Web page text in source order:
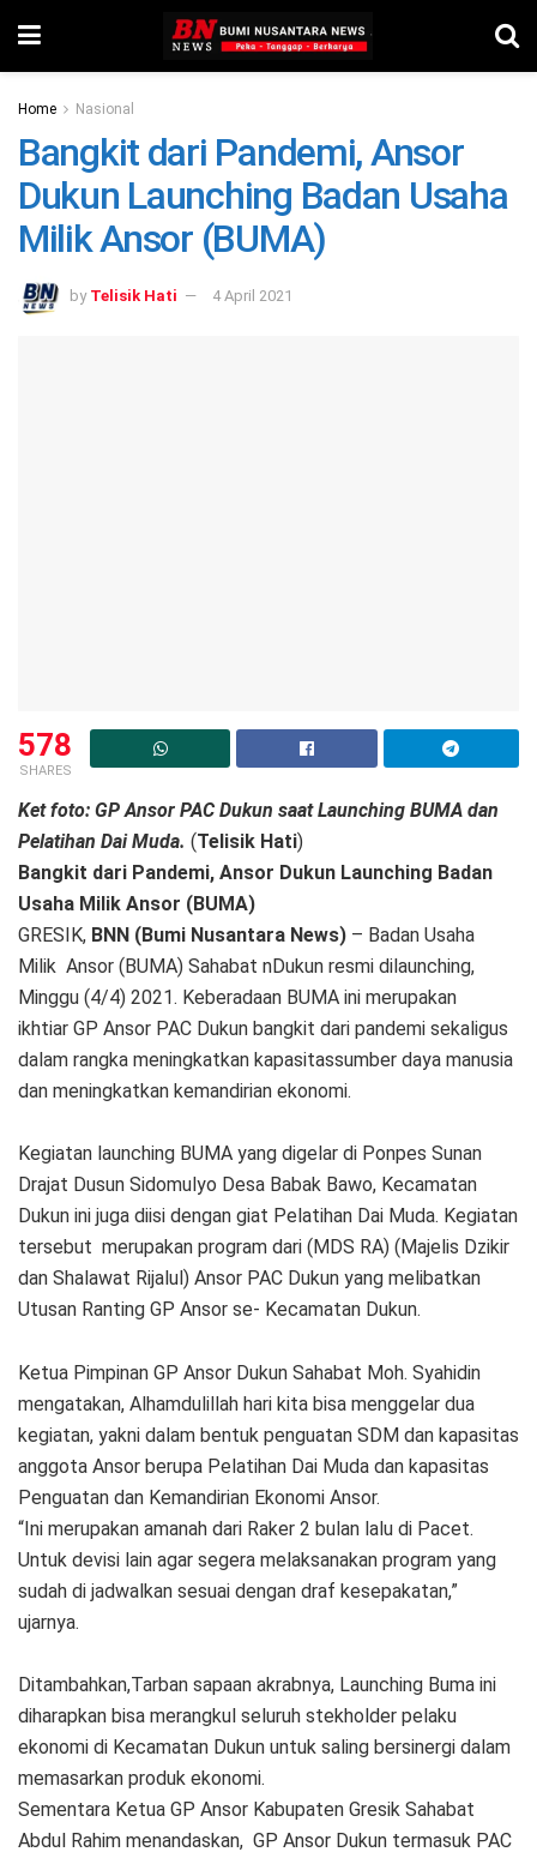
Home Nasional
Bangkit dari Pandemi, Ansor
Dukun Launching Badan Usaha
Milik Ansor (BUMA)
by Telisik Hati 4 April 2021
578
SHARES
Ket foto: GP Ansor PAC Dukun saat Launching BUMA dan
Pelatihan Dai Muda. (Telisik Hati)
Bangkit dari Pandemi, Ansor Dukun Launching Badan
Usaha Milik Ansor (BUMA)
GRESIK, BNN (Bumi Nusantara News) – Badan Usaha
Milik Ansor (BUMA) Sahabat nDukun resmi dilaunching,
Minggu (4/4) 2021. Keberadaan BUMA ini merupakan
ikhtiar GP Ansor PAC Dukun bangkit dari pandemi sekaligus
dalam rangka meningkatkan kapasitassumber daya manusia
dan meningkatkan kemandirian ekonomi.
Kegiatan launching BUMA yang digelar di Ponpes Sunan
Drajat Dusun Sidomulyo Desa Babak Bawo, Kecamatan
Dukun ini juga diisi dengan giat Pelatihan Dai Muda. Kegiatan
tersebut merupakan program dari (MDS RA) (Majelis Dzikir
dan Shalawat Rijalul) Ansor PAC Dukun yang melibatkan
Utusan Ranting GP Ansor se- Kecamatan Dukun.
Ketua Pimpinan GP Ansor Dukun Sahabat Moh. Syahidin
mengatakan, Alhamdulillah hari kita bisa menggelar dua
kegiatan, yakni dalam bentuk penguatan SDM dan kapasitas
anggota Ansor berupa Pelatihan Dai Muda dan kapasitas
Penguatan dan Kemandirian Ekonomi Ansor.
“Ini merupakan amanah dari Raker 2 bulan lalu di Pacet.
Untuk devisi lain agar segera melaksanakan program yang
sudah di jadwalkan sesuai dengan draf kesepakatan,”
ujarnya.
Ditambahkan,Tarban sapaan akrabnya, Launching Buma ini
diharapkan bisa merangkul seluruh stekholder pelaku
ekonomi di Kecamatan Dukun untuk saling bersinergi dalam
memasarkan produk ekonomi.
Sementara Ketua GP Ansor Kabupaten Gresik Sahabat
Abdul Rahim menandaskan, GP Ansor Dukun termasuk PAC